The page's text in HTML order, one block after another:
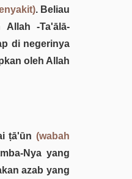
. Beliau
-Ta'ālā-
di negerinya
oleh Allah
ṭā'ūn (wabah
Nya yang
azab yang